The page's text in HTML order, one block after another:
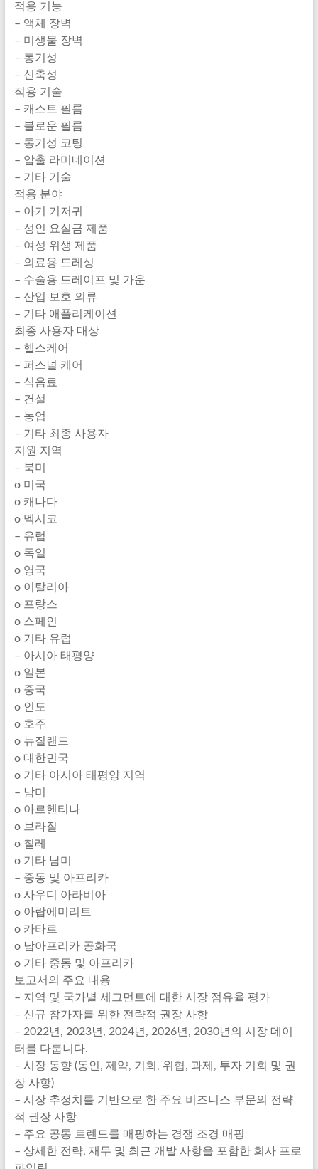
적용 기능
– 액체 장벽
– 미생물 장벽
– 통기성
– 신축성
적용 기술
– 캐스트 필름
– 블로운 필름
– 통기성 코팅
– 압출 라미네이션
– 기타 기술
적용 분야
– 아기 기저귀
– 성인 요실금 제품
– 여성 위생 제품
– 의료용 드레싱
– 수술용 드레이프 및 가운
– 산업 보호 의류
– 기타 애플리케이션
최종 사용자 대상
– 헬스케어
– 퍼스널 케어
– 식음료
– 건설
– 농업
– 기타 최종 사용자
지원 지역
– 북미
o 미국
o 캐나다
o 멕시코
– 유럽
o 독일
o 영국
o 이탈리아
o 프랑스
o 스페인
o 기타 유럽
– 아시아 태평양
o 일본
o 중국
o 인도
o 호주
o 뉴질랜드
o 대한민국
o 기타 아시아 태평양 지역
– 남미
o 아르헨티나
o 브라질
o 칠레
o 기타 남미
– 중동 및 아프리카
o 사우디 아라비아
o 아랍에미리트
o 카타르
o 남아프리카 공화국
o 기타 중동 및 아프리카
보고서의 주요 내용
– 지역 및 국가별 세그먼트에 대한 시장 점유율 평가
– 신규 참가자를 위한 전략적 권장 사항
– 2022년, 2023년, 2024년, 2026년, 2030년의 시장 데이
터를 다룹니다.
– 시장 동향 (동인, 제약, 기회, 위협, 과제, 투자 기회 및 권
장 사항)
– 시장 추정치를 기반으로 한 주요 비즈니스 부문의 전략
적 권장 사항
– 주요 공통 트렌드를 매핑하는 경쟁 조경 매핑
– 상세한 전략, 재무 및 최근 개발 사항을 포함한 회사 프로